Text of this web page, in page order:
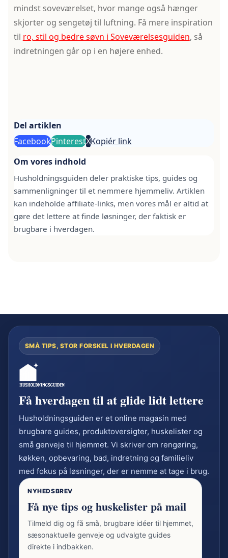
mindst soveværelset, hvor mange også hænger
skjorter og sengetøj til luftning. Få mere inspiration
til ro, stil og bedre søvn i Soveværelsesguiden, så
indretningen går op i en højere enhed.
Del artiklen
FacebookPinterestXKopiér link
Om vores indhold
Husholdningsguiden deler praktiske tips, guides og
sammenligninger til et nemmere hjemmeliv. Artiklen
kan indeholde affiliate-links, men vores mål er altid at
gøre det lettere at finde løsninger, der faktisk er
brugbare i hverdagen.
SMÅ TIPS, STOR FORSKEL I HVERDAGEN
Få hverdagen til at glide lidt lettere
Husholdningsguiden er et online magasin med
brugbare guides, produktoversigter, huskelister og
små genveje til hjemmet. Vi skriver om rengøring,
køkken, opbevaring, bad, indretning og familieliv
med fokus på løsninger, der er nemme at tage i brug.
NYHEDSBREV
Få nye tips og huskelister på mail
Tilmeld dig og få små, brugbare idéer til hjemmet,
sæsonaktuelle genveje og udvalgte guides
direkte i indbakken.